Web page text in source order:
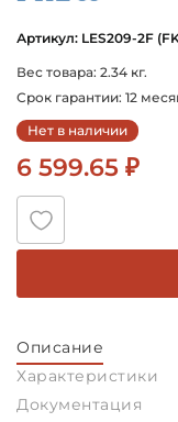
Артикул: LES209-2F
Вес товара: 2.34 кг.
Срок гарантии: 12
Нет в наличии
6 599.65 ₽
Описание
Характеристики
Документация